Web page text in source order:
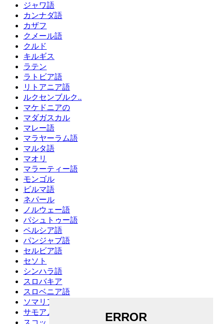
ジャワ語
カンナダ語
カザフ
クメール語
クルド
キルギス
ラテン
ラトビア語
リトアニア語
ルクセンブルク..
マケドニアの
マダガスカル
マレー語
マラヤーラム語
マルタ語
マオリ
マラーティー語
モンゴル
ビルマ語
ネパール
ノルウェー語
パシュトゥー語
ペルシア語
パンジャブ語
セルビア語
セソト
シンハラ語
スロバキア
スロベニア語
ソマリア
サモア人
スコットランドゲール語